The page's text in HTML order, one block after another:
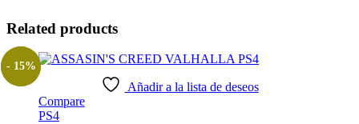
Related products
Añadir a la lista de deseos
Compare
PS4
- 15%